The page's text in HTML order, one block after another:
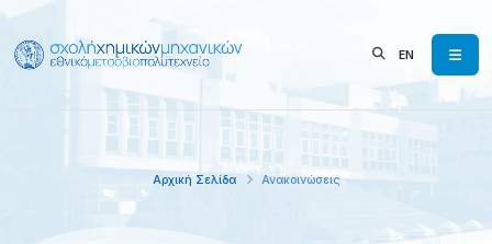
EN
Αρχική Σελίδα Ανακοινώσεις